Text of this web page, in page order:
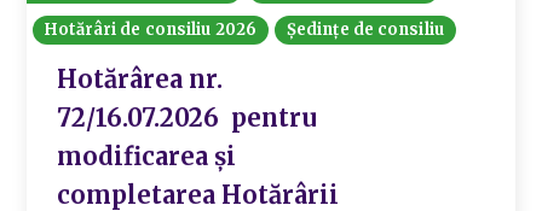
Hotărâri de consiliu 2026
Ședințe de consiliu
Hotărârea nr.
72/16.07.2026 pentru
modificarea și
completarea Hotărârii